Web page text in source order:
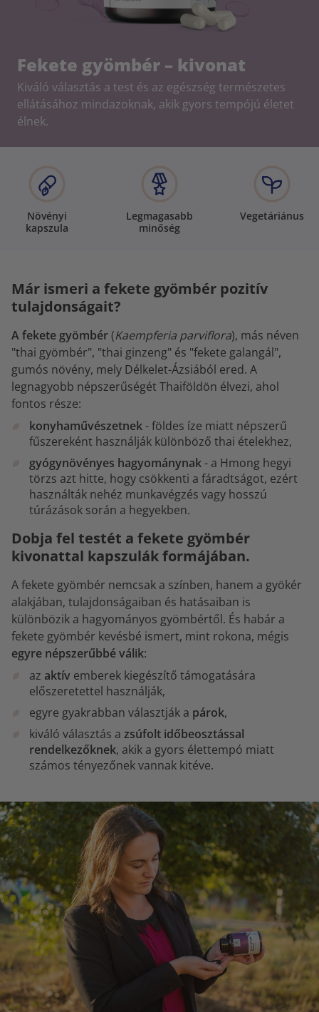
Fekete gyömbér – kivonat
Kiváló választás a test és az egészség természetes
ellátásához mindazoknak, akik gyors tempójú életet
élnek.
Növényi
kapszula
Legmagasabb
minőség
Vegetáriánus
Már ismeri a fekete gyömbér pozitív
tulajdonságait?
A fekete gyömbér(Kaempferia parviflora), más néven
"thai gyömbér", "thai ginzeng" és "fekete galangál",
gumós növény, mely Délkelet-Ázsiából ered. A
legnagyobb népszerűségét Thaiföldön élvezi, ahol
fontos része:
konyhaművészetnek- földes íze miatt népszerű
fűszereként használják különböző thai ételekhez,
gyógynövényes hagyománynak- a Hmong hegyi
törzs azt hitte, hogy csökkenti a fáradtságot, ezért
használták nehéz munkavégzés vagy hosszú
túrázások során a hegyekben.
Dobja fel testét a fekete gyömbér
kivonattal kapszulák formájában.
A fekete gyömbér nemcsak a színben, hanem a gyökér
alakjában, tulajdonságaiban és hatásaiban is
különbözik a hagyományos gyömbértől. És habár a
fekete gyömbér kevésbé ismert, mint rokona, mégis
egyre népszerűbbé válik:
az aktív emberek kiegészítő támogatására
előszeretettel használják,
egyre gyakrabban választják a párok,
kiváló választás a zsúfolt időbeosztással
rendelkezőknek, akik a gyors élettempó miatt
számos tényezőnek vannak kitéve.